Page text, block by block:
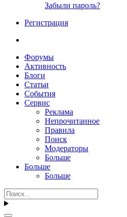
Забыли пароль?
Регистрация
Форумы
Активность
Блоги
Статьи
События
Сервис
Реклама
Непрочитанное
Правила
Поиск
Модераторы
Больше
Больше
Больше